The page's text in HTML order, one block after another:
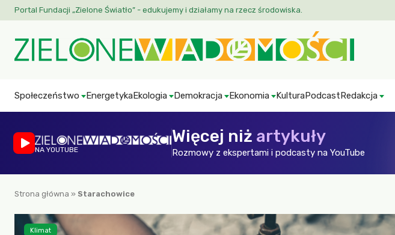
Portal Fundacji „Zielone Światło” - edukujemy i działamy na rzecz środowiska.
Społeczeństwo EnergetykaEkologia Demokracja Ekonomia KulturaPodcastRedakcja
NA YOUTUBE
Więcej niż artykuły
Rozmowy z ekspertami i podcasty na YouTube
Strona główna » Starachowice
Klimat